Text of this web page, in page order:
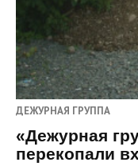
ДЕЖУРНАЯ ГРУППА
«Дежурная
перекопали